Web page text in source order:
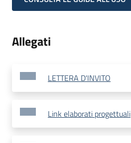
Allegati
LETTERA D'INVITO
Link elaborati progettuali